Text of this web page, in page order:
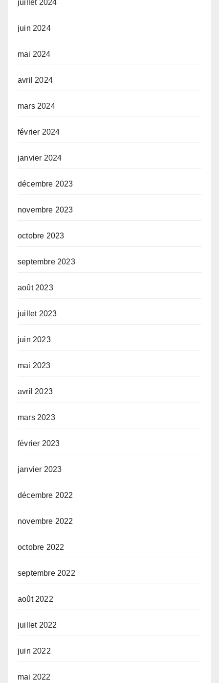
juillet 2024
juin 2024
mai 2024
avril 2024
mars 2024
février 2024
janvier 2024
décembre 2023
novembre 2023
octobre 2023
septembre 2023
août 2023
juillet 2023
juin 2023
mai 2023
avril 2023
mars 2023
février 2023
janvier 2023
décembre 2022
novembre 2022
octobre 2022
septembre 2022
août 2022
juillet 2022
juin 2022
mai 2022